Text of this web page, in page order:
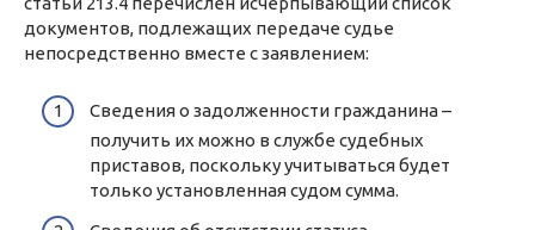
документов, подлежащих передаче судье
непосредственно вместе с заявлением:
Сведения о задолженности гражданина –
получить их можно в службе судебных
приставов, поскольку учитываться будет
только установленная судом сумма.